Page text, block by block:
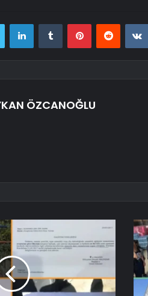
Twitter LinkedInTumblr PinterestReddit
ÖZCANOĞLU